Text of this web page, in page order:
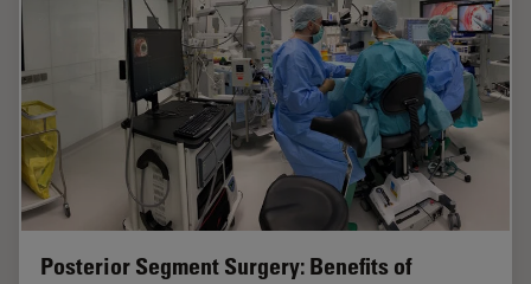
Posterior Segment Surgery: Benefits of